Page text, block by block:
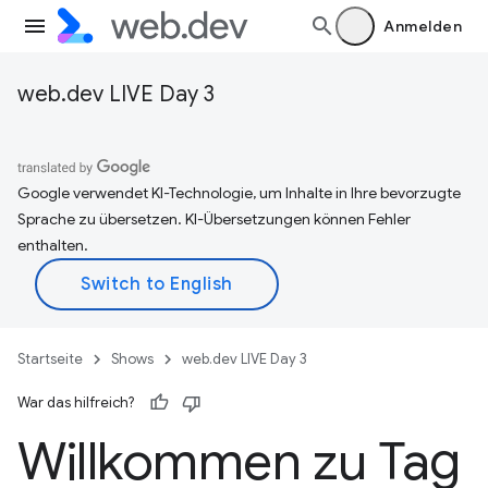
Anmelden
web.dev LIVE Day 3
Google verwendet KI-Technologie, um Inhalte in Ihre bevorzugte
Sprache zu übersetzen. KI-Übersetzungen können Fehler
enthalten.
Startseite Shows web.dev LIVE Day 3
War das hilfreich?
Willkommen zu Tag